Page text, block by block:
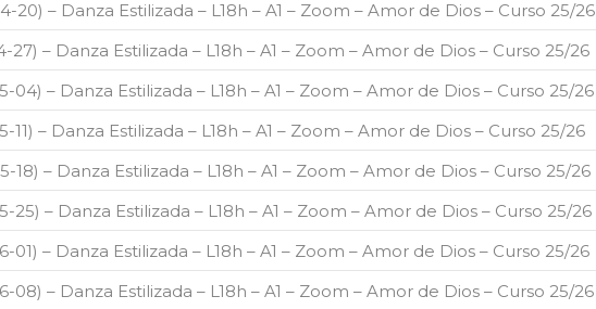
20) – Danza Estilizada – L18h – A1 – Zoom – Amor de Dios – Curso 25/26
27) – Danza Estilizada – L18h – A1 – Zoom – Amor de Dios – Curso 25/26
04) – Danza Estilizada – L18h – A1 – Zoom – Amor de Dios – Curso 25/26
11) – Danza Estilizada – L18h – A1 – Zoom – Amor de Dios – Curso 25/26
18) – Danza Estilizada – L18h – A1 – Zoom – Amor de Dios – Curso 25/26
25) – Danza Estilizada – L18h – A1 – Zoom – Amor de Dios – Curso 25/26
01) – Danza Estilizada – L18h – A1 – Zoom – Amor de Dios – Curso 25/26
08) – Danza Estilizada – L18h – A1 – Zoom – Amor de Dios – Curso 25/26